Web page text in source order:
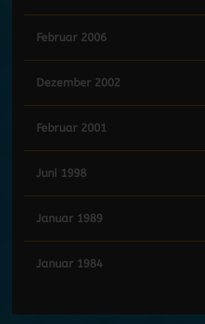
Februar 2006
Dezember 2002
Februar 2001
Juni 1998
Januar 1989
Januar 1984